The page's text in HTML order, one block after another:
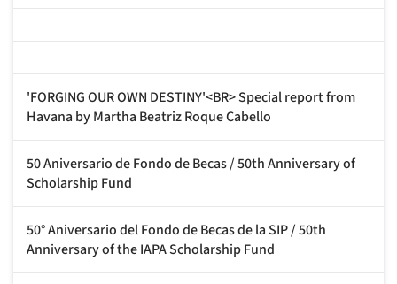
'FORGING OUR OWN DESTINY'<BR> Special report from
Havana by Martha Beatriz Roque Cabello
50 Aniversario de Fondo de Becas / 50th Anniversary of
Scholarship Fund
50° Aniversario del Fondo de Becas de la SIP / 50th
Anniversary of the IAPA Scholarship Fund